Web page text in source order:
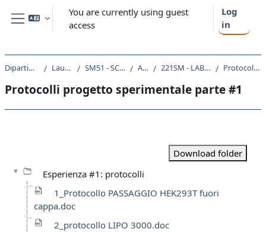
Skip to main content
Side panel
You are currently using guest
access
Log
in
Dipartimento di Scienze della Vita Laurea triennale (DM270) SM51 - SCIENZE E TECNOLOGIE BIOLOGICHE A.A. 2020 - 2021 221SM - LABORATORIO DI BIOLOGIA CELLULARE 2020 Protocolli progetto sperimentale parte #1
Protocolli progetto sperimentale parte #1
Download folder
Esperienza #1: protocolli
1_Protocollo PASSAGGIO HEK293T fuori
cappa.doc
2_protocollo LIPO 3000.doc